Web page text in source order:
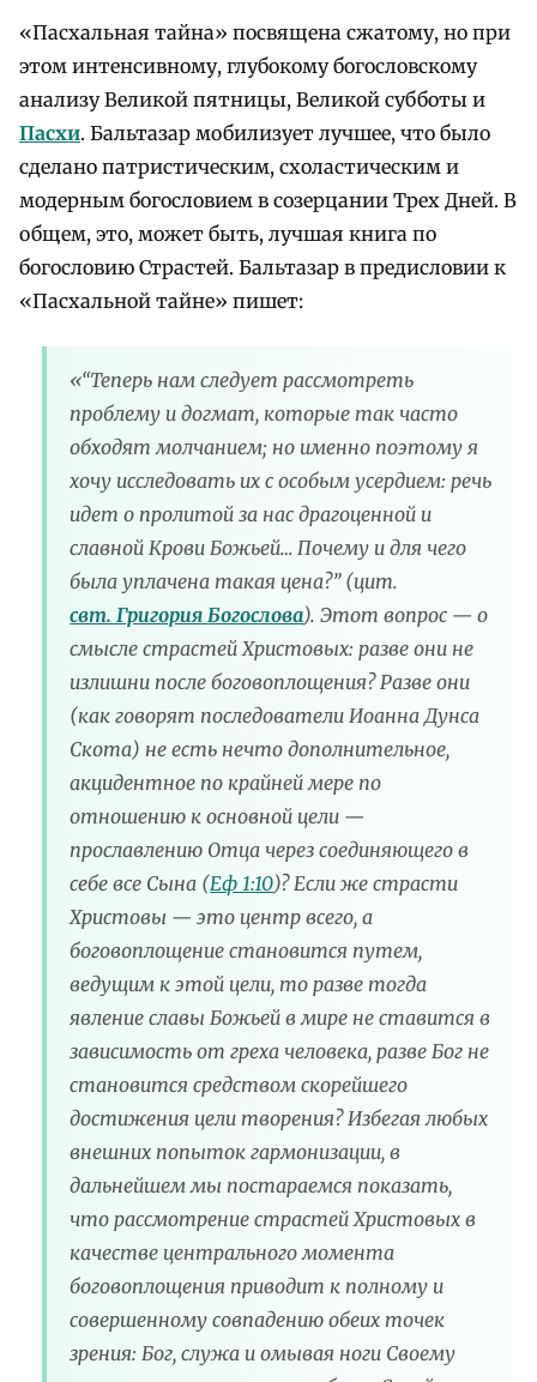
«Пасхальная тайна» посвящена сжатому, но при
этом интенсивному, глубокому богословскому
анализу Великой пятницы, Великой субботы и
Пасхи. Бальтазар мобилизует лучшее, что было
сделано патристическим, схоластическим и
модерным богословием в созерцании Трех Дней. В
общем, это, может быть, лучшая книга по
богословию Страстей. Бальтазар в предисловии к
«Пасхальной тайне» пишет:
«“Теперь нам следует рассмотреть
проблему и догмат, которые так часто
обходят молчанием; но именно поэтому я
хочу исследовать их с особым усердием: речь
идет о пролитой за нас драгоценной и
славной Крови Божьей… Почему и для чего
была уплачена такая цена?” (цит.
свт. Григория Богослова). Этот вопрос — о
смысле страстей Христовых: разве они не
излишни после боговоплощения? Разве они
(как говорят последователи Иоанна Дунса
Скота) не есть нечто дополнительное,
акцидентное по крайней мере по
отношению к основной цели —
прославлению Отца через соединяющего в
себе все Сына (Еф 1:10)? Если же страсти
Христовы — это центр всего, а
боговоплощение становится путем,
ведущим к этой цели, то разве тогда
явление славы Божьей в мире не ставится в
зависимость от греха человека, разве Бог не
становится средством скорейшего
достижения цели творения? Избегая любых
внешних попыток гармонизации, в
дальнейшем мы постараемся показать,
что рассмотрение страстей Христовых в
качестве центрального момента
боговоплощения приводит к полному и
совершенному совпадению обеих точек
зрения: Бог, служа и омывая ноги Своему